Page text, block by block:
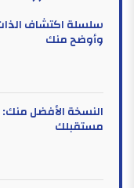
سلسلة اكتشاف
وأوضح منك
النسخة الأفضل
مستقبلك